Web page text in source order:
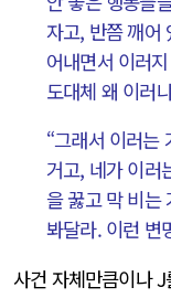
자고, 반쯤 깨어
어내면서 이러
도대체 왜 이러
“그래서 이러는
거고, 네가 이러
을 꿇고 막 비는
봐달라. 이런 변
사건 자체만큼이나